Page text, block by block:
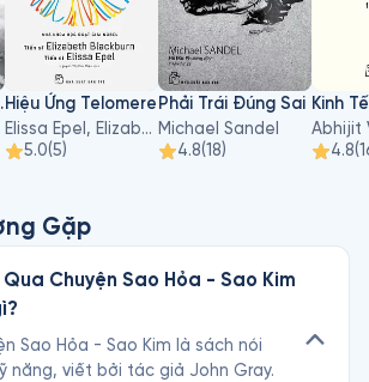
Tập 1Hiệu Ứng Telomere
Elissa Epel, Elizabeth Blackburn
5.0(5)
Phải Trái Đúng Sai
Michael Sandel
4.8(18) 4.8(
Gặp
Chuyện Sao Hỏa - Sao Kim
Sao Hỏa - Sao Kim là sách nói
năng, viết bởi tác giả John Gray.